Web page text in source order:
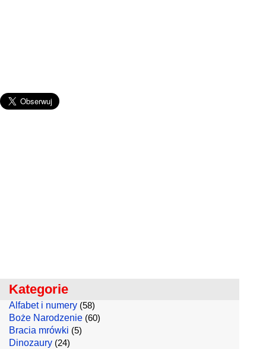
Kategorie
Alfabet i numery (58)
Boże Narodzenie (60)
Bracia mrówki (5)
Dinozaury (24)